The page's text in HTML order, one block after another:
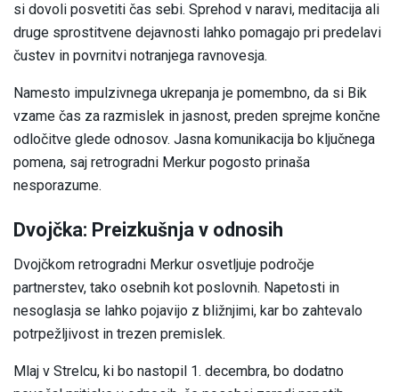
si dovoli posvetiti čas sebi. Sprehod v naravi, meditacija ali
druge sprostitvene dejavnosti lahko pomagajo pri predelavi
čustev in povrnitvi notranjega ravnovesja.
Namesto impulzivnega ukrepanja je pomembno, da si Bik
vzame čas za razmislek in jasnost, preden sprejme končne
odločitve glede odnosov. Jasna komunikacija bo ključnega
pomena, saj retrogradni Merkur pogosto prinaša
nesporazume.
Dvojčka: Preizkušnja v odnosih
Dvojčkom retrogradni Merkur osvetljuje področje
partnerstev, tako osebnih kot poslovnih. Napetosti in
nesoglasja se lahko pojavijo z bližnjimi, kar bo zahtevalo
potrpežljivost in trezen premislek.
Mlaj v Strelcu, ki bo nastopil 1. decembra, bo dodatno